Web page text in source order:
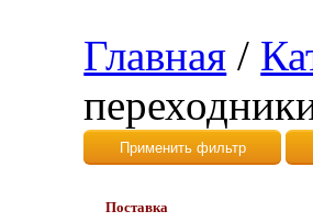
Главная /
Поставка